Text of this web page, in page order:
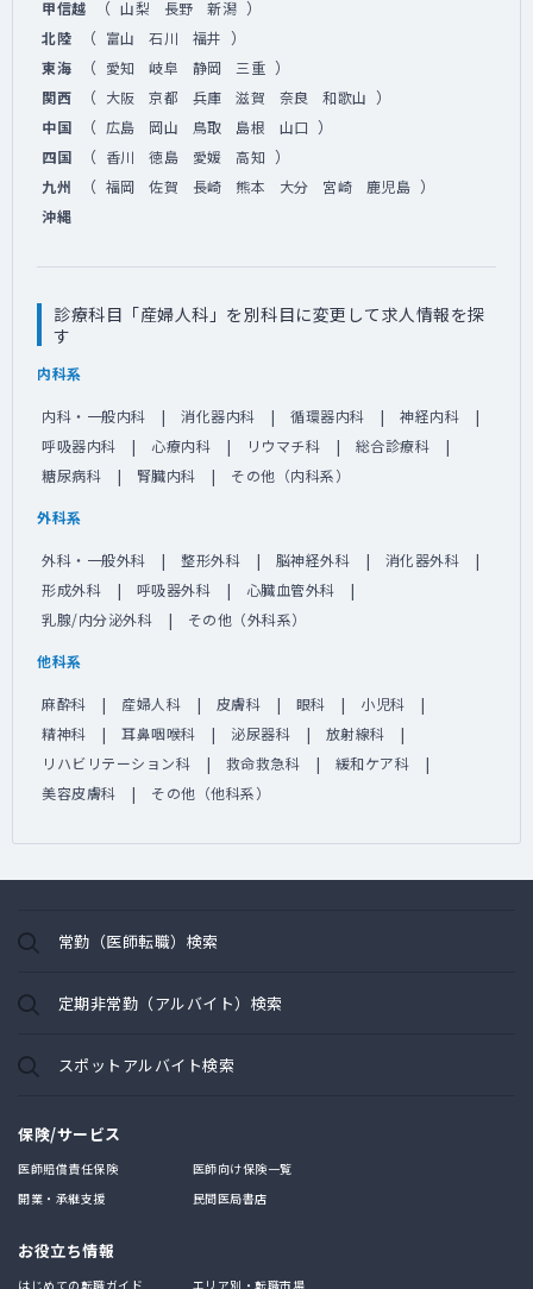
甲信越 （ 山梨 長野 新潟 ）
北陸 （ 富山 石川 福井 ）
東海 （ 愛知 岐阜 静岡 三重 ）
関西 （ 大阪 京都 兵庫 滋賀 奈良 和歌山 ）
中国 （ 広島 岡山 鳥取 島根 山口 ）
四国 （ 香川 徳島 愛媛 高知 ）
九州 （ 福岡 佐賀 長崎 熊本 大分 宮崎 鹿児島 ）
沖縄
診療科目「産婦人科」を別科目に変更して求人情報を探
す
内科系
内科・一般内科 消化器内科 循環器内科
神経内科
呼吸器内科
心療内科 リウマチ科
総合診療科
糖尿病科
腎臓内科 その他（内科系）
外科系
外科・一般外科 整形外科 脳神経外科
消化器外科
形成外科
呼吸器外科
心臓血管外科
乳腺/内分泌外科
その他（外科系）
他科系
麻酔科 産婦人科 皮膚科 眼科
小児科
精神科
耳鼻咽喉科 泌尿器科
放射線科
リハビリテーション科
救命救急科
緩和ケア科
美容皮膚科
その他（他科系）
常勤（医師転職）検索
定期非常勤（アルバイト）検索
スポットアルバイト検索
保険/サービス
医師賠償責任保険
医師向け保険一覧
開業・承継支援
民間医局書店
お役立ち情報
はじめての転職ガイド エリア別・転職市場